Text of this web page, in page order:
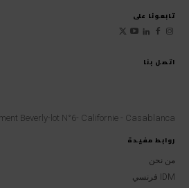
روابط مفيدة
من نحن
IDM فرنسي
اتصل بنا
Beverly-lot N°6- Californie - Casablanca
تابعونا على